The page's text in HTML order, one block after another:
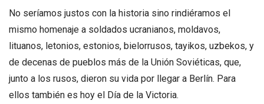
No seríamos justos con la historia sino rindiéramos el
mismo homenaje a soldados ucranianos, moldavos,
lituanos, letonios, estonios, bielorrusos, tayikos, uzbekos, y
de decenas de pueblos más de la Unión Soviéticas, que,
junto a los rusos, dieron su vida por llegar a Berlín. Para
ellos también es hoy el Día de la Victoria.